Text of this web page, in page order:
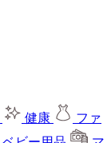
健康
ファ